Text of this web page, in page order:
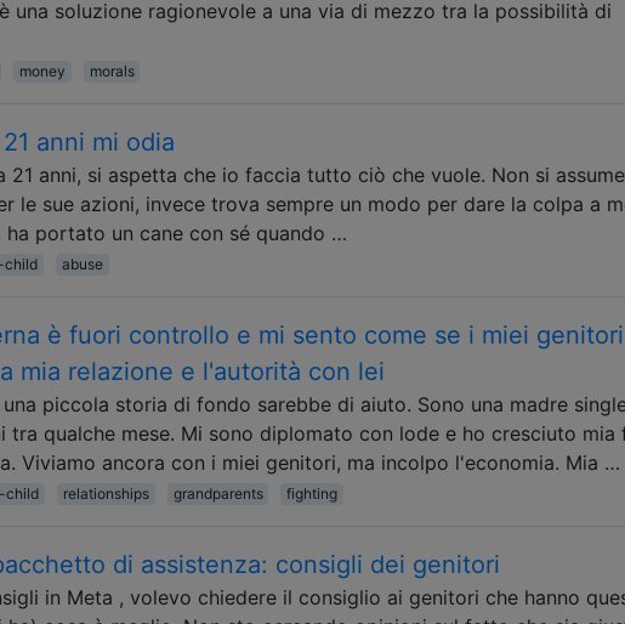
una soluzione ragionevole a una via di mezzo tra la possibilità di
money morals
anni mi odia
21 anni, si aspetta che io faccia tutto ciò che vuole. Non si assume
le sue azioni, invece trova sempre un modo per dare la colpa a
ha portato un cane con sé quando …
child abuse
è fuori controllo e mi sento come se i miei genitori
mia relazione e l'autorità con lei
piccola storia di fondo sarebbe di aiuto. Sono una madre
tra qualche mese. Mi sono diplomato con lode e ho cresciuto mia
Viviamo ancora con i miei genitori, ma incolpo l'economia. Mia …
child relationships grandparents fighting
di assistenza: consigli dei genitori
in Meta , volevo chiedere il consiglio ai genitori che hanno